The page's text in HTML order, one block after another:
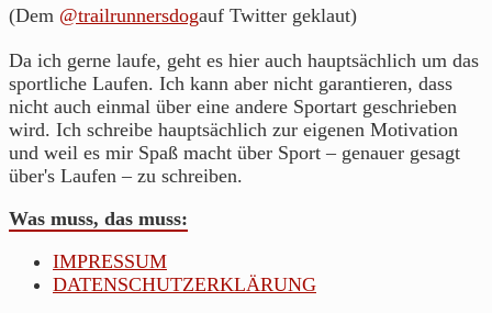
(Dem @trailrunnersdogauf Twitter geklaut)
Da ich gerne laufe, geht es hier auch hauptsächlich um das
sportliche Laufen. Ich kann aber nicht garantieren, dass
nicht auch einmal über eine andere Sportart geschrieben
wird. Ich schreibe hauptsächlich zur eigenen Motivation
und weil es mir Spaß macht über Sport – genauer gesagt
über's Laufen – zu schreiben.
Was muss, das muss:
IMPRESSUM
DATENSCHUTZERKLÄRUNG